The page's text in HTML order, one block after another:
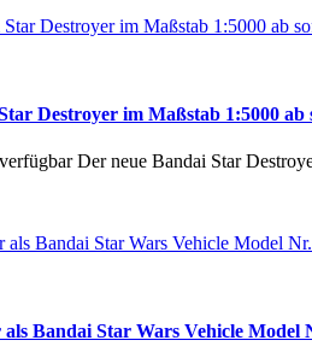
Destroyer im Maßstab 1:5000
Der neue Bandai Star
Bandai Star Wars Vehicle Model